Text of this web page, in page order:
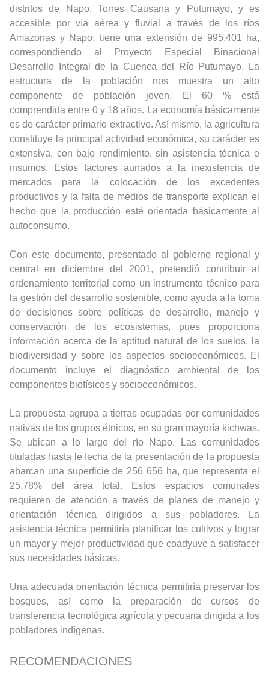
distritos de Napo, Torres Causana y Putumayo, y es
accesible por vía aérea y fluvial a través de los ríos
Amazonas y Napo; tiene una extensión de 995,401 ha,
correspondiendo al Proyecto Especial Binacional
Desarrollo Integral de la Cuenca del Río Putumayo. La
estructura de la población nos muestra un alto
componente de población joven. El 60 % está
comprendida entre 0 y 18 años. La economía básicamente
es de carácter primario extractivo. Así mismo, la agricultura
constituye la principal actividad económica, su carácter es
extensiva, con bajo rendimiento, sin asistencia técnica e
insumos. Estos factores aunados a la inexistencia de
mercados para la colocación de los excedentes
productivos y la falta de medios de transporte explican el
hecho que la producción esté orientada básicamente al
autoconsumo.
Con este documento, presentado al gobierno regional y
central en diciembre del 2001, pretendió contribuir al
ordenamiento territorial como un instrumento técnico para
la gestión del desarrollo sostenible, como ayuda a la toma
de decisiones sobre políticas de desarrollo, manejo y
conservación de los ecosistemas, pues proporciona
información acerca de la aptitud natural de los suelos, la
biodiversidad y sobre los aspectos socioeconómicos. El
documento incluye el diagnóstico ambiental de los
componentes biofísicos y socioeconómicos.
La propuesta agrupa a tierras ocupadas por comunidades
nativas de los grupos étnicos, en su gran mayoría kichwas.
Se ubican a lo largo del río Napo. Las comunidades
tituladas hasta le fecha de la presentación de la propuesta
abarcan una superficie de 256 656 ha, que representa el
25,78% del área total. Estos espacios comunales
requieren de atención a través de planes de manejo y
orientación técnica dirigidos a sus pobladores. La
asistencia técnica permitiría planificar los cultivos y lograr
un mayor y mejor productividad que coadyuve a satisfacer
sus necesidades básicas.
Una adecuada orientación técnica permitiría preservar los
bosques, así como la preparación de cursos de
transferencia tecnológica agrícola y pecuaria dirigida a los
pobladores indígenas.
RECOMENDACIONES